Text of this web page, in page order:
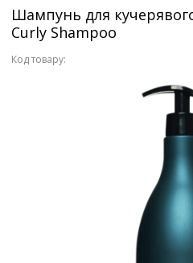
Шампунь для
Curly Shampoo
Код товару: